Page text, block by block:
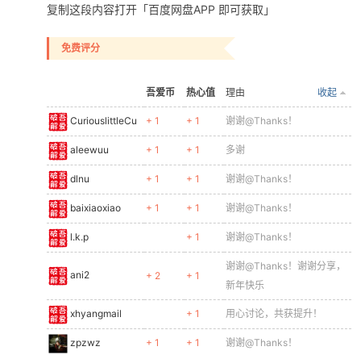
复制这段内容打开「百度网盘APP 即可获取」
免费评分
吾爱币 热心值 收起
理由
CuriouslittleCu + 1 + 1 谢谢@Thanks！
aleewuu + 1 + 1 多谢
dlnu + 1 + 1 谢谢@Thanks！
baixiaoxiao + 1 + 1 谢谢@Thanks！
l.k.p + 1 谢谢@Thanks！
ani2 + 2 + 1
谢谢@Thanks！谢谢分享，
新年快乐
xhyangmail + 1 用心讨论，共获提升！
zpzwz + 1 + 1 谢谢@Thanks！